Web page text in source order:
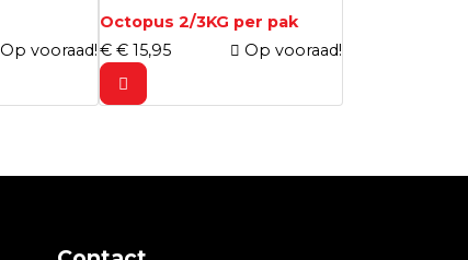
Op vooraad!
Octopus 2/3KG per pak
€ € 15,95 Op vooraad!